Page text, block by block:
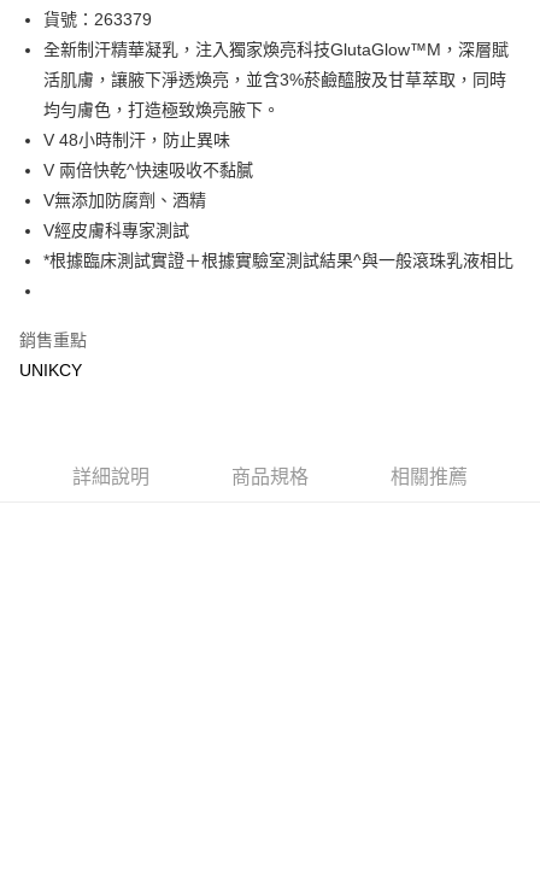
LINE Pay
Apple Pay
街口支付
悠遊付
Google Pay
運送方式
7-11取貨付款［需3-5個工作天不含預購商品］
付款後7-11取貨［需3-5個工作天不含預購商品］
每筆NT$100，滿NT$799(含以上)免運費
貨號：263379
全新制汗精華凝乳，注入獨家煥亮科技GlutaGlow™M，深層賦
活肌膚，讓腋下淨透煥亮，並含3%菸鹼醯胺及甘草萃取，同時
均勻膚色，打造極致煥亮腋下。
V 48小時制汗，防止異味
V 兩倍快乾^快速吸收不黏膩
V無添加防腐劑、酒精
V經皮膚科專家測試
*根據臨床測試實證＋根據實驗室測試結果^與一般滾珠乳液相比
銷售重點
UNIKCY
詳細說明 商品規格 相關推薦